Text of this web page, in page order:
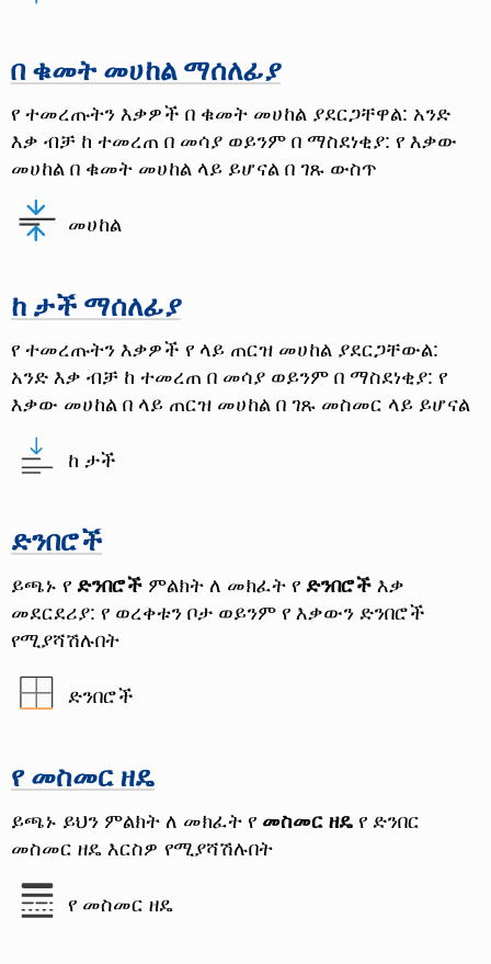
በ ቁመት መሀከል ማሰለፊያ
የ ተመረጡትን እቃዎች በ ቁመት መሀከል ያደርጋቸዋል: አንድ
እቃ ብቻ ከ ተመረጠ በ መሳያ ወይንም በ ማስደነቂያ: የ እቃው
መሀከል በ ቁመት መሀከል ላይ ይሆናል በ ገጹ ውስጥ
መሀከል
ከ ታች ማሰለፊያ
የ ተመረጡትን እቃዎች የ ላይ ጠርዝ መሀከል ያደርጋቸውል:
አንድ እቃ ብቻ ከ ተመረጠ በ መሳያ ወይንም በ ማስደነቂያ: የ
እቃው መሀከል በ ላይ ጠርዝ መሀከል በ ገጹ መስመር ላይ ይሆናል
ከ ታች
ድንበሮች
ይጫኑ የ ድንበሮች ምልክት ለ መክፈት የ ድንበሮች እቃ
መደርደሪያ: የ ወረቀቱን ቦታ ወይንም የ እቃውን ድንበሮች
የሚያሻሽሉበት
ድንበሮች
የ መስመር ዘዴ
ይጫኑ ይህን ምልክት ለ መክፈት የ መስመር ዘዴ የ ድንበር
መስመር ዘዴ እርስዎ የሚያሻሽሉበት
የ መስመር ዘዴ